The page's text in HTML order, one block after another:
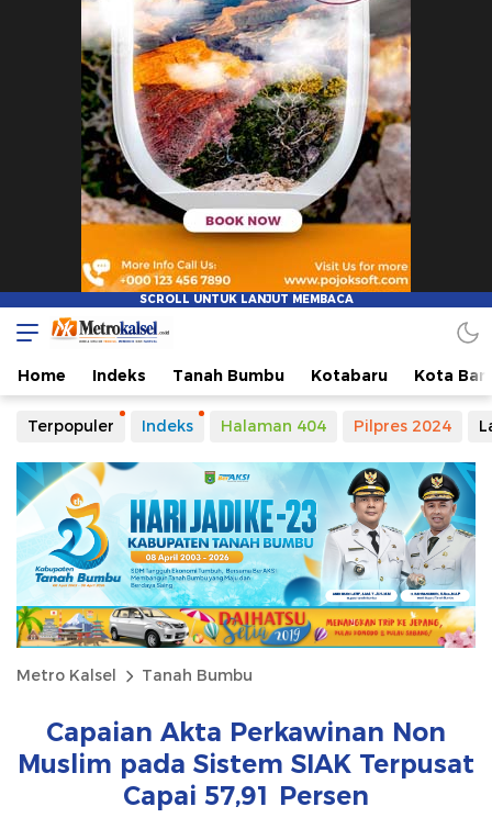
Home Indeks Tanah Bumbu Kotabaru Kota
Terpopuler Indeks Halaman 404 Pilpres 2024
Metro Kalsel Tanah Bumbu
Capaian Akta Perkawinan Non
Muslim pada Sistem SIAK Terpusat
Capai 57,91 Persen